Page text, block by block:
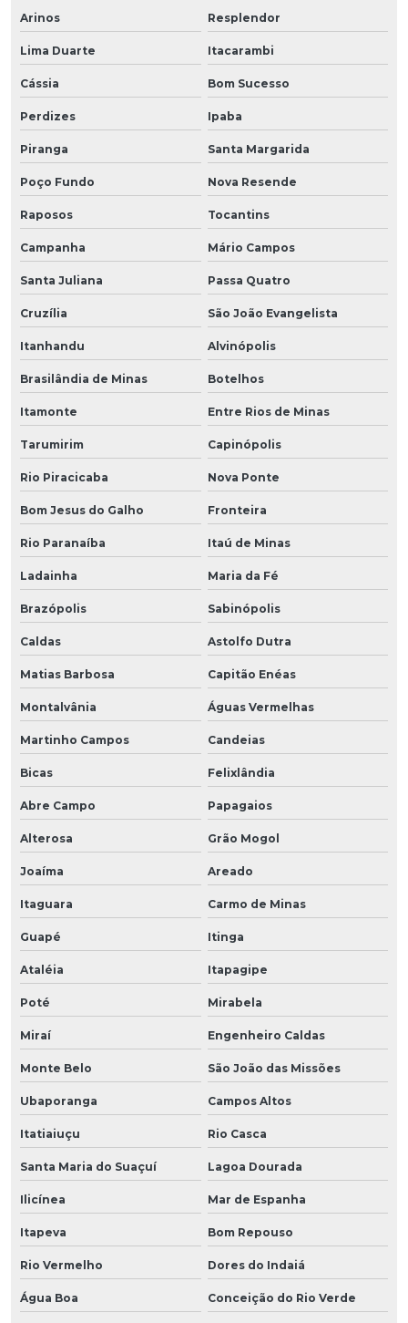
Arinos Resplendor
Lima Duarte Itacarambi
Cássia Bom Sucesso
Perdizes Ipaba
Piranga Santa Margarida
Poço Fundo Nova Resende
Raposos Tocantins
Campanha Mário Campos
Santa Juliana Passa Quatro
Cruzília São João Evangelista
Itanhandu Alvinópolis
Brasilândia de Minas Botelhos
Itamonte Entre Rios de Minas
Tarumirim Capinópolis
Rio Piracicaba Nova Ponte
Bom Jesus do Galho Fronteira
Rio Paranaíba Itaú de Minas
Ladainha Maria da Fé
Brazópolis Sabinópolis
Caldas Astolfo Dutra
Matias Barbosa Capitão Enéas
Montalvânia Águas Vermelhas
Martinho Campos Candeias
Bicas Felixlândia
Abre Campo Papagaios
Alterosa Grão Mogol
Joaíma Areado
Itaguara Carmo de Minas
Guapé Itinga
Ataléia Itapagipe
Poté Mirabela
Miraí Engenheiro Caldas
Monte Belo São João das Missões
Ubaporanga Campos Altos
Itatiaiuçu Rio Casca
Santa Maria do Suaçuí Lagoa Dourada
Ilicínea Mar de Espanha
Itapeva Bom Repouso
Rio Vermelho Dores do Indaiá
Água Boa Conceição do Rio Verde